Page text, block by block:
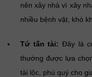
nên xây nhà vì xây
nhiều bệnh vặt, khó
Tứ tấn tài: Đây là
thường được lựa
tài lộc, phú quý cho